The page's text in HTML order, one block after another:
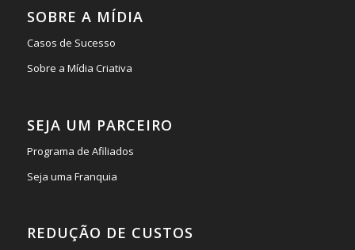
SOBRE A MÍDIA
Casos de Sucesso
Sobre a Mídia Criativa
SEJA UM PARCEIRO
Programa de Afiliados
Seja uma Franquia
REDUÇÃO DE CUSTOS